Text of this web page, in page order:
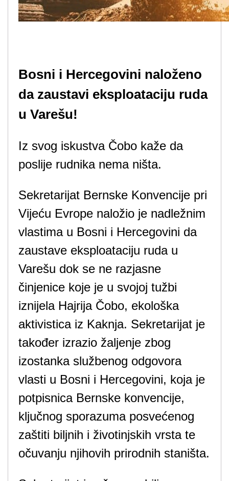
Bosni i Hercegovini naloženo
da zaustavi eksploataciju ruda
u Varešu!
Iz svog iskustva Čobo kaže da
poslije rudnika nema ništa.
Sekretarijat Bernske Konvencije pri
Vijeću Evrope naložio je nadležnim
vlastima u Bosni i Hercegovini da
zaustave eksploataciju ruda u
Varešu dok se ne razjasne
činjenice koje je u svojoj tužbi
iznijela Hajrija Čobo, ekološka
aktivistica iz Kaknja. Sekretarijat je
također izrazio žaljenje zbog
izostanka službenog odgovora
vlasti u Bosni i Hercegovini, koja je
potpisnica Bernske konvencije,
ključnog sporazuma posvećenog
zaštiti biljnih i životinjskih vrsta te
očuvanju njihovih prirodnih staništa.